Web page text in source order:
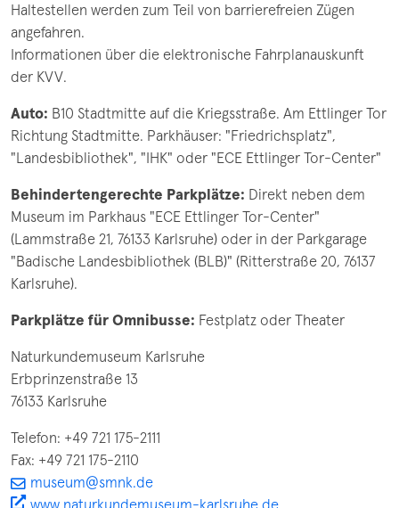
Haltestellen werden zum Teil von barrierefreien Zügen
angefahren.
Informationen über die elektronische Fahrplanauskunft
der KVV.
Auto: B10 Stadtmitte auf die Kriegsstraße. Am Ettlinger Tor
Richtung Stadtmitte. Parkhäuser: "Friedrichsplatz",
"Landesbibliothek", "IHK" oder "ECE Ettlinger Tor-Center"
Behindertengerechte Parkplätze: Direkt neben dem
Museum im Parkhaus "ECE Ettlinger Tor-Center"
(Lammstraße 21, 76133 Karlsruhe) oder in der Parkgarage
"Badische Landesbibliothek (BLB)" (Ritterstraße 20, 76137
Karlsruhe).
Parkplätze für Omnibusse: Festplatz oder Theater
Naturkundemuseum Karlsruhe
Erbprinzenstraße 13
76133 Karlsruhe
Telefon: +49 721 175-2111
Fax: +49 721 175-2110
museum@smnk.de